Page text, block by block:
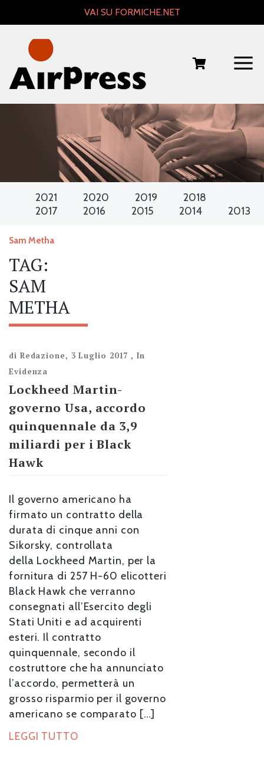
VAI SU FORMICHE.NET
2021 2020 2019
2018
2017
2016 2015 2014 2013
Sam Metha
TAG:
SAM
METHA
di Redazione, 3 Luglio 2017 ,In
Evidenza
Lockheed Martin-
governo Usa, accordo
quinquennale da 3,9
miliardi per i Black
Hawk
Il governo americano ha
firmato un contratto della
durata di cinque anni con
Sikorsky, controllata
della Lockheed Martin, per la
fornitura di 257 H-60 elicotteri
Black Hawk che verranno
consegnati all’Esercito degli
Stati Uniti e ad acquirenti
esteri. Il contratto
quinquennale, secondo il
costruttore che ha annunciato
l’accordo, permetterà un
grosso risparmio per il governo
americano se comparato […]
LEGGI TUTTO